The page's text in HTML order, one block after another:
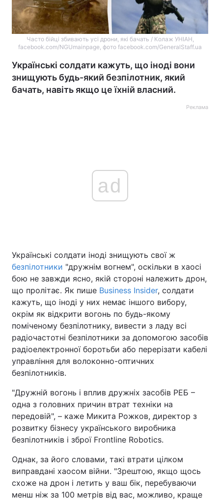
Україна Політика
Економіка Світ
Спорт Наука
Техно і зв'язок
Зброя Інциденти
Здоров'я
Цікавинки Погода
Екологія Регіони
Лонгріди
Відео з Youtube Статті
Інтерв'ю Думки
Часто бійці збивають усі дрони, які бачать / Колаж УНІАН,
facebook.com/NGUmainpage, фото facebook.com/GeneralStaff.ua
Українські солдати кажуть, що іноді вони
знищують будь-який безпілотник, який
бачать, навіть якщо це їхній власний.
Реклама
ad
Українські солдати іноді знищують свої ж
безпілотники "дружнім вогнем", оскільки в хаосі
бою не завжди ясно, якій стороні належить дрон,
що пролітає. Як пише Business Insider, солдати
кажуть, що іноді у них немає іншого вибору,
окрім як відкрити вогонь по будь-якому
поміченому безпілотнику, вивести з ладу всі
радіочастотні безпілотники за допомогою засобів
радіоелектронної боротьби або перерізати кабелі
управління для волоконно-оптичних
безпілотників.
"Дружній вогонь і вплив дружніх засобів РЕБ –
одна з головних причин втрат техніки на
передовій", – каже Микита Рожков, директор з
розвитку бізнесу українського виробника
безпілотників і зброї Frontline Robotics.
Однак, за його словами, такі втрати цілком
виправдані хаосом війни. "Зрештою, якщо щось
схоже на дрон і летить у ваш бік, перебуваючи
менш ніж за 100 метрів від вас, можливо, краще